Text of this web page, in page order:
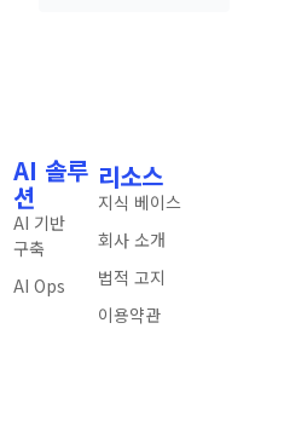
AI 솔루
션
AI 기반
구축
AI Ops
리소스
지식 베이스
회사 소개
법적 고지
이용약관